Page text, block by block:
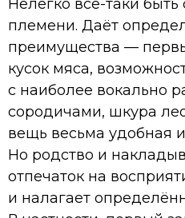
Нелегко всё-таки
племени. Даёт
преимущества —
кусок мяса,
с наиболее вокально
сородичами, шкура
вещь весьма удобная и
Но родство и
отпечаток на
и налагает